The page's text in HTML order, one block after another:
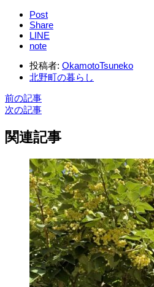
Post
Share
LINE
note
投稿者: OkamotoTsuneko
北野町の暮らし
前の記事
次の記事
関連記事